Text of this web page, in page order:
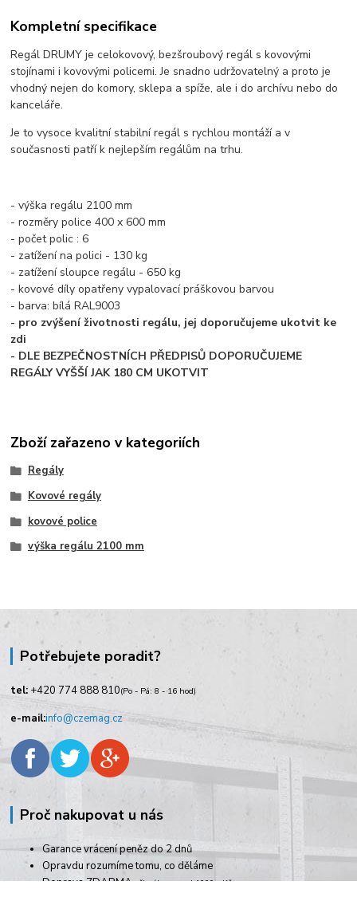
Kompletní specifikace
Regál DRUMY je celokovový, bezšroubový regál s kovovými
stojínami i kovovými policemi. Je snadno udržovatelný a proto je
vhodný nejen do komory, sklepa a spíže, ale i do archívu nebo do
kanceláře.
Je to vysoce kvalitní stabilní regál s rychlou montáží a v
současnosti patří k nejlepším regálům na trhu.
- výška regálu 2100 mm
- rozměry police 400 x 600 mm
- počet polic : 6
- zatížení na polici - 130 kg
- zatížení sloupce regálu - 650 kg
- kovové díly opatřeny vypalovací práškovou barvou
- barva: bílá RAL9003
- pro zvýšení životnosti regálu, jej doporučujeme ukotvit ke
zdi
- DLE BEZPEČNOSTNÍCH PŘEDPISŮ DOPORUČUJEME
REGÁLY VYŠŠÍ JAK 180 CM UKOTVIT
Zboží zařazeno v kategoriích
Regály
Kovové regály
kovové police
výška regálu 2100 mm
Potřebujete poradit?
tel: +420 774 888 810(Po - Pá: 8 - 16 hod)
e-mail:info@czemag.cz
Proč nakupovat u nás
Garance vrácení peněz do 2 dnů
Opravdu rozumíme tomu, co děláme
Doprava ZDARMApři nákupu nad 1000,- Kč